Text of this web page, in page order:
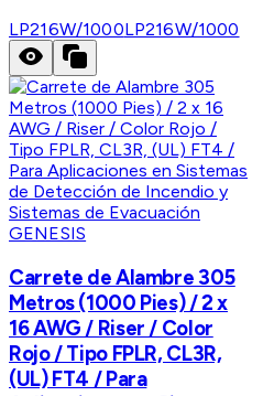
LP216W/1000LP216W/1000
GENESIS
Carrete de Alambre 305
Metros (1000 Pies) / 2 x
16 AWG / Riser / Color
Rojo / Tipo FPLR, CL3R,
(UL) FT4 / Para